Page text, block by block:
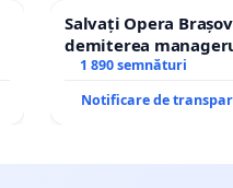
Salvați Opera
demiterea
Petrean Lucian-
1 890 semnături
Notificare de